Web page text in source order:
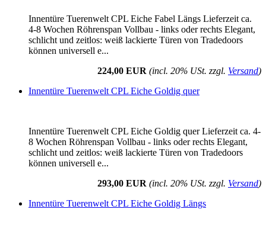
Innentüre Tuerenwelt CPL Eiche Fabel Längs Lieferzeit ca.
4-8 Wochen Röhrenspan Vollbau - links oder rechts Elegant,
schlicht und zeitlos: weiß lackierte Türen von Tradedoors
können universell e...
224,00 EUR (incl. 20% USt. zzgl. Versand)
Innentüre Tuerenwelt CPL Eiche Goldig quer
Innentüre Tuerenwelt CPL Eiche Goldig quer Lieferzeit ca. 4-
8 Wochen Röhrenspan Vollbau - links oder rechts Elegant,
schlicht und zeitlos: weiß lackierte Türen von Tradedoors
können universell e...
293,00 EUR (incl. 20% USt. zzgl. Versand)
Innentüre Tuerenwelt CPL Eiche Goldig Längs